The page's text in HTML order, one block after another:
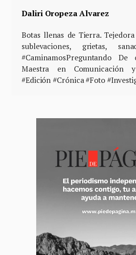
Daliri Oropeza Alvarez
Botas llenas de Tierra.
sublevaciones, grietas,
#CaminamosPreguntando De
Maestra en Comunicación
#Edición #Crónica #Foto